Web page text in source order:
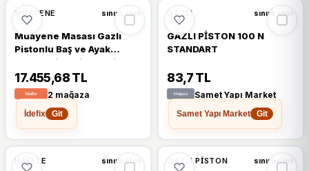
MUAYENE sınırlı stok
Muayene Masası Gazlı
Pistonlu Baş ve Ayak
Hareketli, Antibakteriyel
Döşemeli, Sabit Ayaklı E-
203
17.455,68 TL
2 mağaza
İdefix
Git
GAZLI sınırlı stok
GAZLI PİSTON 100 N
STANDART
83,7 TL
Samet Yapı Market
Samet Yapı Market
Git
HAFELE sınırlı stok GAZLI PISTON sınırlı stok